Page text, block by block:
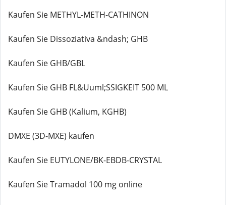
Kaufen Sie METHYL-METH-CATHINON
Kaufen Sie Dissoziativa &ndash; GHB
Kaufen Sie GHB/GBL
Kaufen Sie GHB FL&Uuml;SSIGKEIT 500 ML
Kaufen Sie GHB (Kalium, KGHB)
DMXE (3D-MXE) kaufen
Kaufen Sie EUTYLONE/BK-EBDB-CRYSTAL
Kaufen Sie Tramadol 100 mg online